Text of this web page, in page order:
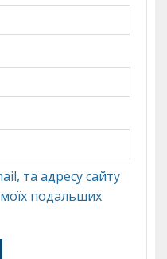
та адресу сайту
подальших